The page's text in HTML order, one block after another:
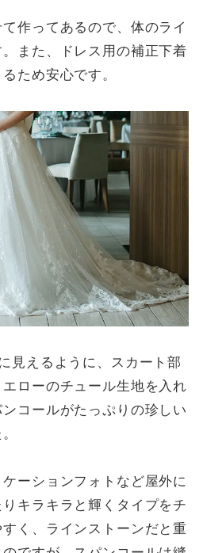
作ってあるので、体のライ
また、ドレス用の補正下着
ため安心です。
見えるように、スカート部
ローのチュール生地を入れ
コールがたっぷりの珍しい
ーションフォトなど屋外に
キラキラと輝くタイプをチ
く、ラインストーンだと重